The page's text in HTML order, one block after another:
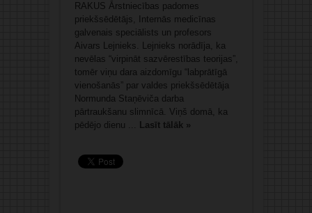
RAKUS Ārstniecības padomes
priekšsēdētājs, Internās medicīnas
galvenais speciālists un profesors
Aivars Lejnieks. Lejnieks norādīja, ka
nevēlas “virpināt sazvērestības teorijas”,
tomēr viņu dara aizdomīgu “labprātīgā
vienošanās” par valdes priekšsēdētāja
Normunda Staņēviča darba
pārtraukšanu slimnīcā. Viņš domā, ka
pēdējo dienu ... Lasīt tālāk »